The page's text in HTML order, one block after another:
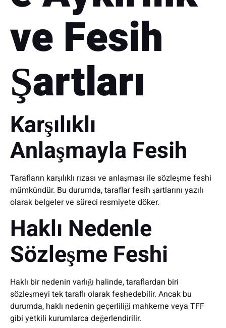
ve Fesih
Şartları
Karşılıklı
Anlaşmayla Fesih
Tarafların karşılıklı rızası ve anlaşması ile sözleşme feshi
mümkündür. Bu durumda, taraflar fesih şartlarını yazılı
olarak belgeler ve süreci resmiyete döker.
Haklı Nedenle
Sözleşme Feshi
Haklı bir nedenin varlığı halinde, taraflardan biri
sözleşmeyi tek taraflı olarak feshedebilir. Ancak bu
durumda, haklı nedenin geçerliliği mahkeme veya TFF
gibi yetkili kurumlarca değerlendirilir.